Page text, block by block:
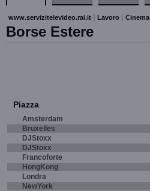
www.servizitelevideo.rai.it Lavoro Cinema
Borse Estere
Piazza
Amsterdam
Bruxelles
DJStoxx
DJStoxx
Francoforte
HongKong
Londra
NewYork